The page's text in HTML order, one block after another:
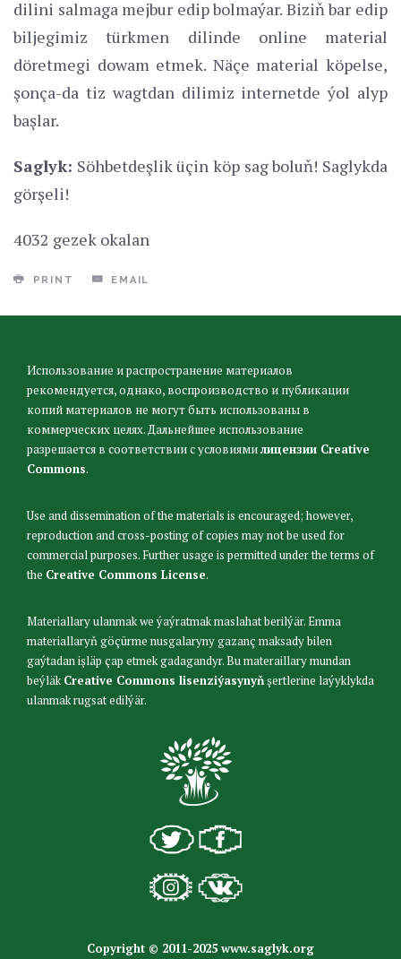
dilini salmaga mejbur edip bolmaýar. Biziň bar edip
biljegimiz türkmen dilinde online material
döretmegi dowam etmek. Näçe material köpelse,
şonça-da tiz wagtdan dilimiz internetde ýol alyp
başlar.
Saglyk: Söhbetdeşlik üçin köp sag boluň! Saglykda
görşeli!
4032 gezek okalan
PRINT EMAIL
Использование и распространение материалов
рекомендуется, однако, воспроизводство и публикации
копий материалов не могут быть использованы в
коммерческих целях. Дальнейшее использование
разрешается в соответствии с условиямилицензии Creative
Commons.
Use and dissemination of the materials is encouraged; however,
reproduction and cross-posting of copies may not be used for
commercial purposes. Further usage is permitted under the terms of
the Creative Commons License.
Materiallary ulanmak we ýaýratmak maslahat berilýär. Emma
materiallaryň göçürme nusgalaryny gazanç maksady bilen
gaýtadan işläp çap etmek gadagandyr. Bu materaillary mundan
beýläkCreative Commons lisenziýasynyňşertlerine laýyklykda
ulanmak rugsat edilýär.
Copyright © 2011-2025 www.saglyk.org